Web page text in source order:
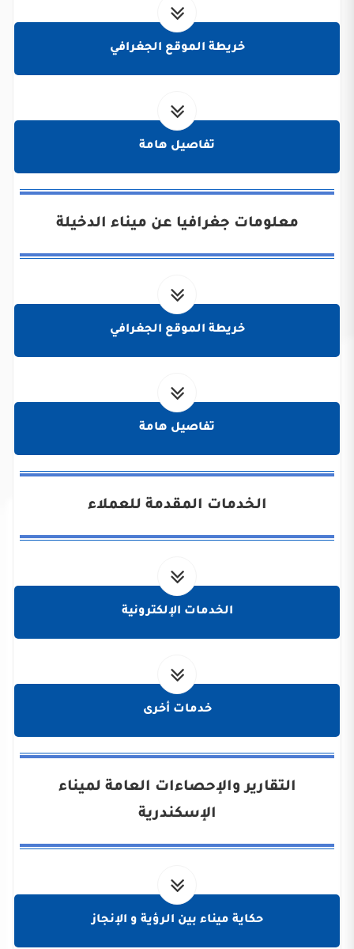
خريطة الموقع الجغرافي
تفاصيل هامة
معلومات جغرافيا عن ميناء الدخيلة
خريطة الموقع الجغرافي
تفاصيل هامة
الخدمات المقدمة للعملاء
الخدمات الإلكترونية
خدمات أخرى
التقارير والإحصاءات العامة لميناء
الإسكندرية
حكاية ميناء بين الرؤية و الإنجاز